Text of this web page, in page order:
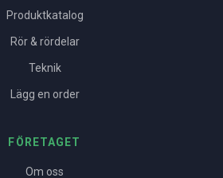
Produktkatalog
Rör & rördelar
Teknik
Lägg en order
FÖRETAGET
Om oss